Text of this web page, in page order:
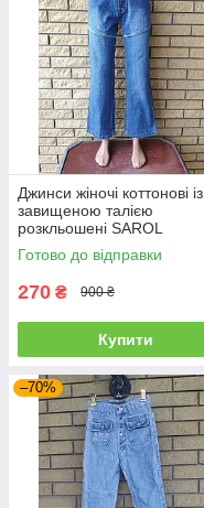
Джинси жіночі коттонові із
завищеною талією
розкльошені SAROL
Готово до відправки
270 ₴ 900 ₴
Купити
–70%